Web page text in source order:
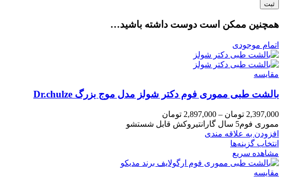
همچنین ممکن است دوست داشته باشید…
اتمام موجودی
مقایسه
بالشت طبی مموری فوم دکتر شولز مدل موج بزرگ Dr.chulze
2,397,000 تومان –
2,897,000 تومان
مموری فوم5 سال گارانتیروکش قابل شستشو
افزودن به علاقه مندی
انتخاب گزینه‌ها
مشاهده سریع
مقایسه